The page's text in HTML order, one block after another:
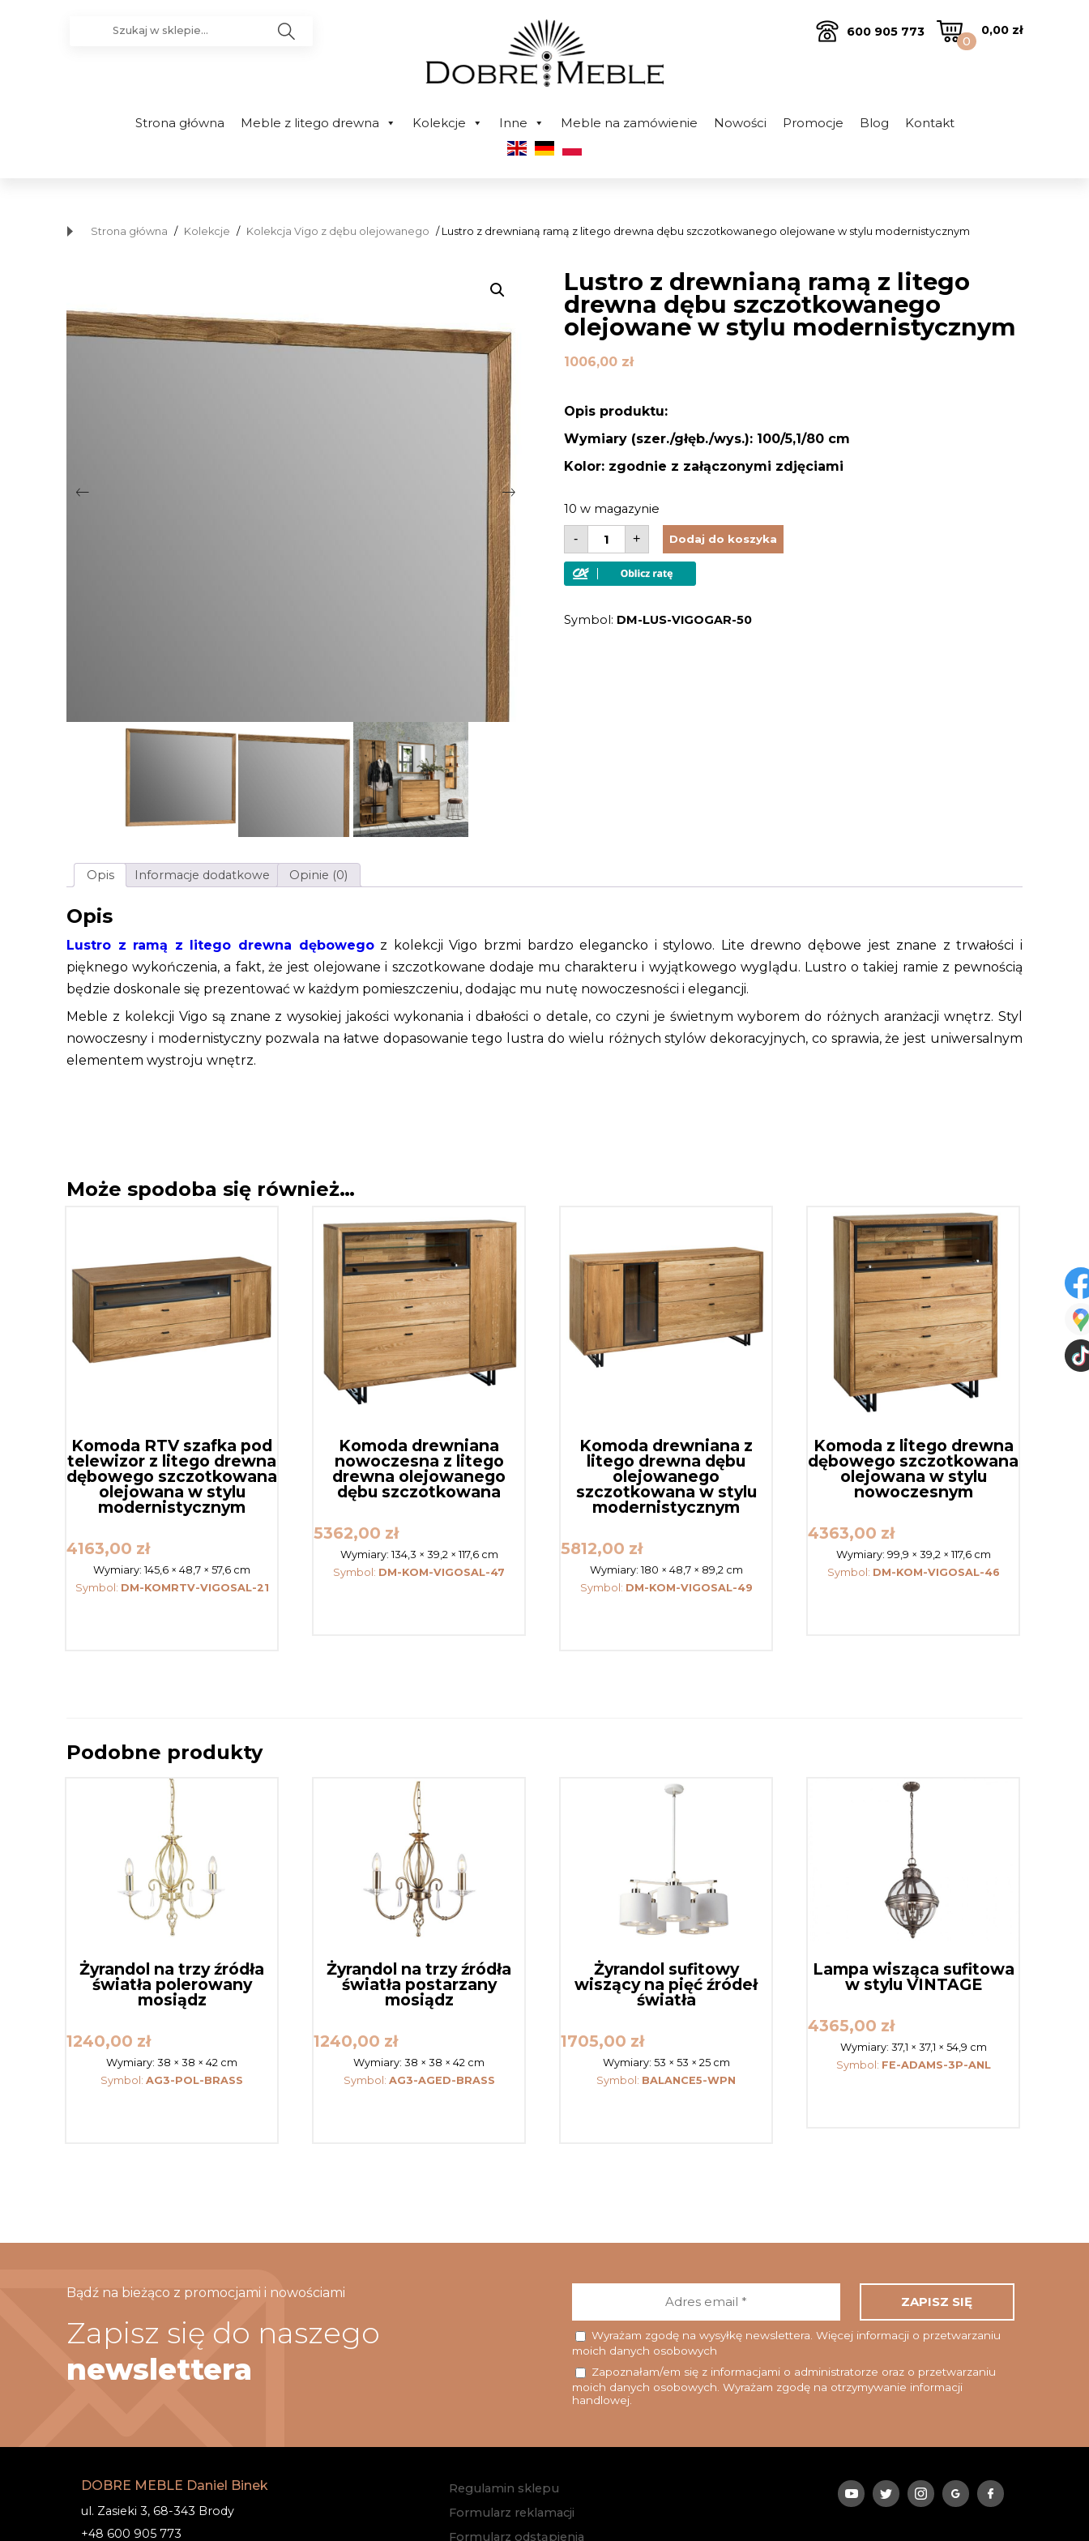
0
0,00 zł
600 905 773
Strona główna Meble z litego drewna Kolekcje Inne Meble na zamówienie Nowości Promocje Blog Kontakt
Strona główna / Kolekcje / Kolekcja Vigo z dębu olejowanego / Lustro z drewnianą ramą z litego drewna dębu szczotkowanego olejowane w stylu modernistycznym
Lustro z drewnianą ramą z litego
drewna dębu szczotkowanego
olejowane w stylu modernistycznym
1006,00 zł
Opis produktu:
Wymiary (szer./głęb./wys.): 100/5,1/80 cm
Kolor: zgodnie z załączonymi zdjęciami
10 w magazynie
-
ilość
Lustro
z
drewnianą
ramą
drewna
+ Dodaj do koszyka
Symbol: DM-LUS-VIGOGAR-50
Opis Informacje dodatkowe Opinie (0)
Opis
Lustro z ramą z litego drewna dębowegoz kolekcji Vigo brzmi bardzo elegancko i stylowo. Lite drewno dębowe jest znane z trwałości i
pięknego wykończenia, a fakt, że jest olejowane i szczotkowane dodaje mu charakteru i wyjątkowego wyglądu. Lustro o takiej ramie z pewnością
będzie doskonale się prezentować w każdym pomieszczeniu, dodając mu nutę nowoczesności i elegancji.
Meble z kolekcji Vigo są znane z wysokiej jakości wykonania i dbałości o detale, co czyni je świetnym wyborem do różnych aranżacji wnętrz. Styl
nowoczesny i modernistyczny pozwala na łatwe dopasowanie tego lustra do wielu różnych stylów dekoracyjnych, co sprawia, że jest uniwersalnym
elementem wystroju wnętrz.
Może spodoba się również…
Komoda RTV szafka pod
telewizor z litego drewna
dębowego szczotkowana
olejowana w stylu
modernistycznym
4163,00 zł
Wymiary:145,6 × 48,7 × 57,6 cm
Symbol: DM-KOMRTV-VIGOSAL-21
Komoda drewniana
nowoczesna z litego
drewna olejowanego
dębu szczotkowana
5362,00 zł
Wymiary: 134,3 × 39,2 × 117,6 cm
Symbol: DM-KOM-VIGOSAL-47
Komoda drewniana z
litego drewna dębu
olejowanego
szczotkowana w stylu
modernistycznym
5812,00 zł
Wymiary: 180 × 48,7 × 89,2 cm
Symbol: DM-KOM-VIGOSAL-49
Komoda z litego drewna
dębowego szczotkowana
olejowana w stylu
nowoczesnym
4363,00 zł
Wymiary: 99,9 × 39,2 × 117,6 cm
Symbol: DM-KOM-VIGOSAL-46
Podobne produkty
Żyrandol na trzy źródła
światła polerowany
mosiądz
1240,00 zł
Wymiary:38 × 38 × 42 cm
Symbol:AG3-POL-BRASS
Żyrandol na trzy źródła
światła postarzany
mosiądz
1240,00 zł
Wymiary:38 × 38 × 42 cm
Symbol: AG3-AGED-BRASS
Żyrandol sufitowy
wiszący na pięć źródeł
światła
1705,00 zł
Wymiary: 53 × 53 × 25 cm
Symbol: BALANCE5-WPN
Lampa wisząca sufitowa
w stylu VINTAGE
4365,00 zł
Wymiary: 37,1 × 37,1 × 54,9 cm
Symbol: FE-ADAMS-3P-ANL
Bądź na bieżąco z promocjami i nowościami
Zapisz się do naszego
newslettera
Adres
*
Wyrażam zgodę na wysyłkę newslettera. Więcej informacji o przetwarzaniu
moich danych osobowych
Zapoznałam/em się z informacjami o administratorze oraz o przetwarzaniu
moich danych osobowych. Wyrażam zgodę na otrzymywanie informacji
handlowej.
DOBRE MEBLE Daniel Binek
ul. Zasieki 3, 68-343 Brody
+48 600 905 773
Regulamin sklepu
Formularz reklamacji
Formularz odstąpienia